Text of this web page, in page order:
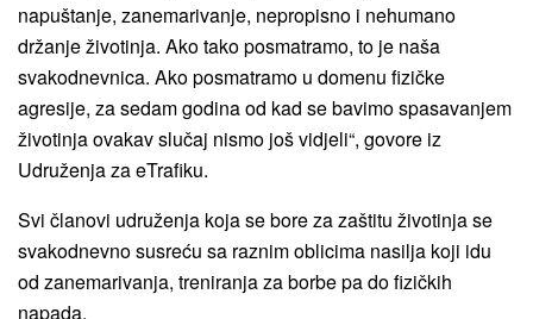
napuštanje, zanemarivanje, nepropisno i nehumano
držanje životinja. Ako tako posmatramo, to je naša
svakodnevnica. Ako posmatramo u domenu fizičke
agresije, za sedam godina od kad se bavimo spasavanjem
životinja ovakav slučaj nismo još vidjeli“, govore iz
Udruženja za eTrafiku.
Svi članovi udruženja koja se bore za zaštitu životinja se
svakodnevno susreću sa raznim oblicima nasilja koji idu
od zanemarivanja, treniranja za borbe pa do fizičkih
napada.